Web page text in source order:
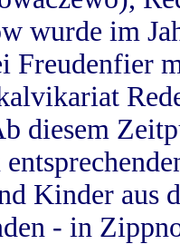
wurde im
Freudenfier
diesem
Kinder aus
- in